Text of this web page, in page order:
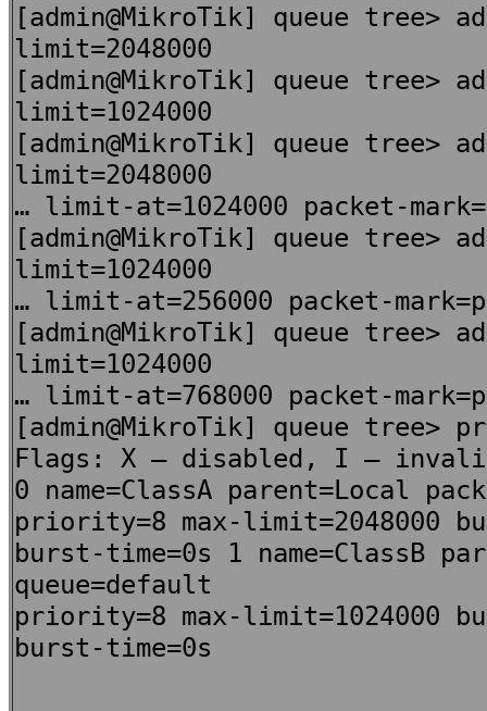
[admin@MikroTik] queue tree>
limit=2048000
[admin@MikroTik] queue tree>
limit=1024000
[admin@MikroTik] queue tree>
limit=2048000
… limit-at=1024000 packet-
[admin@MikroTik] queue tree>
limit=1024000
… limit-at=256000 packet-
[admin@MikroTik] queue tree>
limit=1024000
… limit-at=768000 packet-
[admin@MikroTik] queue tree>
Flags: X – disabled, I –
0 name=ClassA parent=Local
priority=8 max-limit=2048000
burst-time=0s 1 name=ClassB
queue=default
priority=8 max-limit=1024000
burst-time=0s